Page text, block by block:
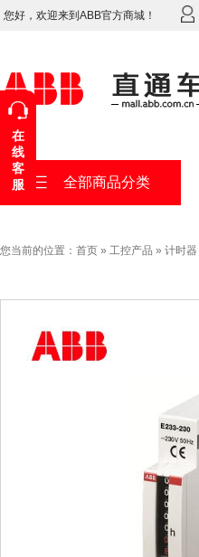
您好，欢迎来到ABB官方商城！
全部商品分类
您当前的位置： 首页 » 工控产品 » 计时器
在
线
客
服